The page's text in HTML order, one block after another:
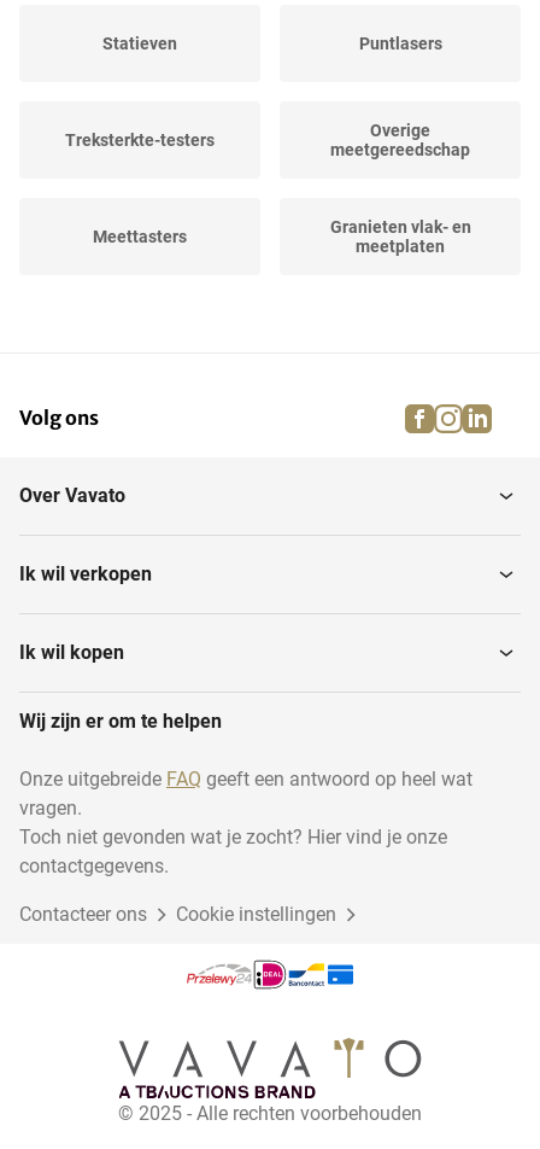
Statieven Puntlasers
Treksterkte-testers
Overige
meetgereedschap
Meettasters
Granieten vlak- en
meetplaten
Hoogtemeters Binnenmaatmicrometers
Meetmicroscopen
Digitale hoogtemeters Driepuntsbinnenmaatmicrometers
Vlaktafels Digitale schuifmaten
Volg ons facebook
Over Vavato
Ik wil verkopen
Ik wil kopen
Wij zijn er om te helpen
Onze uitgebreide FAQ geeft een antwoord op heel wat
vragen.
Toch niet gevonden wat je zocht? Hier vind je onze
contactgegevens.
Contacteer ons Cookie instellingen
© 2025 - Alle rechten voorbehouden